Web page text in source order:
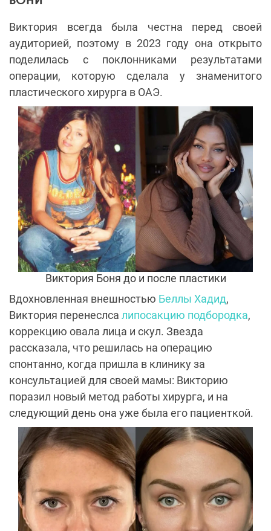
Виктория всегда была честна перед своей
аудиторией, поэтому в 2023 году она открыто
поделилась с поклонниками результатами
операции, которую сделала у знаменитого
пластического хирурга в ОАЭ.
Виктория Боня до и после пластики
Вдохновленная внешностью Беллы Хадид,
Виктория перенеслса липосакцию подбородка,
коррекцию овала лица и скул. Звезда
рассказала, что решилась на операцию
спонтанно, когда пришла в клинику за
консультацией для своей мамы: Викторию
поразил новый метод работы хирурга, и на
следующий день она уже была его пациенткой.